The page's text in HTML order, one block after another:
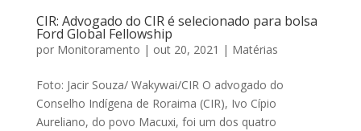
CIR: Advogado do CIR é selecionado para bolsa
Ford Global Fellowship
por Monitoramento | out 20, 2021 | Matérias
Foto: Jacir Souza/ Wakywai/CIR O advogado do
Conselho Indígena de Roraima (CIR), Ivo Cípio
Aureliano, do povo Macuxi, foi um dos quatro